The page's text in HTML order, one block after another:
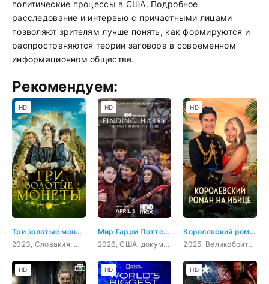
политические процессы в США. Подробное
расследование и интервью с причастными лицами
позволяют зрителям лучше понять, как формируются и
распространяются теории заговора в современном
информационном обществе.
Рекомендуем:
Три золотые монеты
2023, Словакия, Чехия, фэнтези, семейный
HD
Мир Гарри Поттера: Мастерство, стоящее за магией
2026, США, документальный, короткометражка
HD
Королевский роман на Ибице
2025, Великобритания, мелодрама
HD
HD HD HD